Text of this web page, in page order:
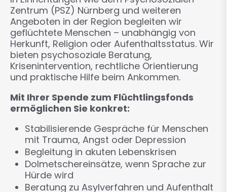
Zentrum (PSZ) Nürnberg und weiteren
Angeboten in der Region begleiten wir
geflüchtete Menschen – unabhängig von
Herkunft, Religion oder Aufenthaltsstatus. Wir
bieten psychosoziale Beratung,
Krisenintervention, rechtliche Orientierung
und praktische Hilfe beim Ankommen.
Mit Ihrer Spende zum Flüchtlingsfonds
ermöglichen Sie konkret:
Stabilisierende Gespräche für Menschen
mit Trauma, Angst oder Depression
Begleitung in akuten Lebenskrisen
Dolmetschereinsätze, wenn Sprache zur
Hürde wird
Beratung zu Asylverfahren und Aufenthalt